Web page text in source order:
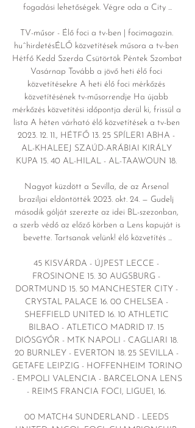
fogadási lehetőségek. Végre oda a City ...
TV-műsor - Élő foci a tv-ben | focimagazin.
huˆhirdetésÉLŐ közvetítések műsora a tv-ben
Hétfő Kedd Szerda Csütörtök Péntek Szombat
Vasárnap Tovább a jövő heti élő foci
közvetítésekre A heti élő foci mérkőzés
közvetítésének tv-műsorrendje Ha újabb
mérkőzés közvetítési időpontja derül ki, frissül a
lista A héten várható élő közvetítések a tv-ben
2023. 12. 11., HÉTFŐ 13. 25 SPÍLER1 ABHA -
AL-KHALEEJ SZAÚD-ARÁBIAI KIRÁLY
KUPA 15. 40 AL-HILAL - AL-TAAWOUN 18.
Nagyot küzdött a Sevilla, de az Arsenal
braziljai eldöntötték 2023. okt. 24. — Gudelj
második gólját szerezte az idei BL-szezonban,
a szerb védő az előző körben a Lens kapuját is
bevette. Tartsanak velünk! élő közvetítés ...
45 KISVÁRDA - ÚJPEST LECCE -
FROSINONE 15. 30 AUGSBURG -
DORTMUND 15. 50 MANCHESTER CITY -
CRYSTAL PALACE 16. 00 CHELSEA -
SHEFFIELD UNITED 16. 10 ATHLETIC
BILBAO - ATLETICO MADRID 17. 15
DIÓSGYŐR - MTK NAPOLI - CAGLIARI 18.
20 BURNLEY - EVERTON 18. 25 SEVILLA -
GETAFE LEIPZIG - HOFFENHEIM TORINO
- EMPOLI VALENCIA - BARCELONA LENS
- REIMS FRANCIA FOCI, LIGUE1, 16.
00 MATCH4 SUNDERLAND - LEEDS